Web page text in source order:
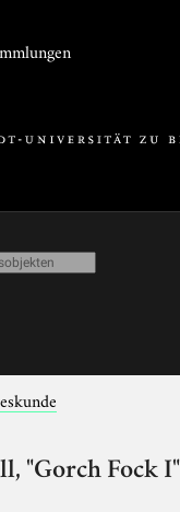
"Gorch Fock I"